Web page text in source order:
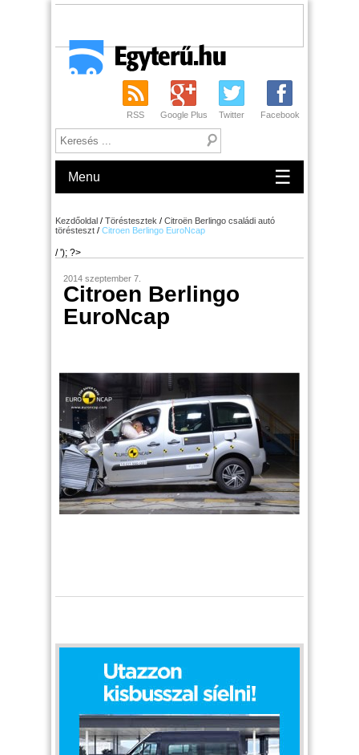
RSS Google Plus Twitter Facebook
Menu ☰
Kezdőoldal / Töréstesztek / Citroën Berlingo családi autó
törésteszt / Citroen Berlingo EuroNcap
/ '); ?>
2014 szeptember 7.
Citroen Berlingo
EuroNcap